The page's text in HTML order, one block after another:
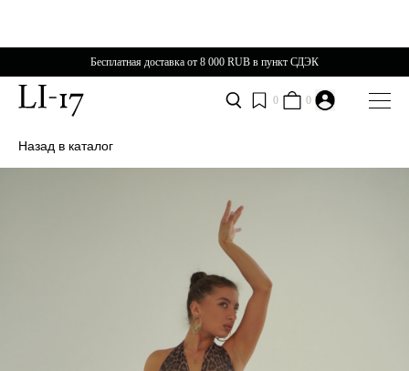
Бесплатная доставка от 8 000 RUB в пункт СДЭК
0 0
Назад в каталог